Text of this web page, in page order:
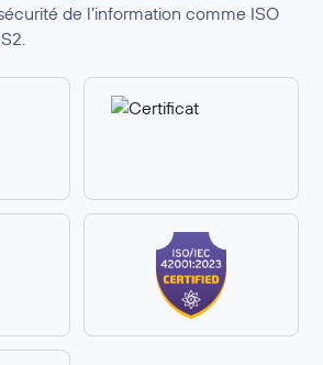
de l’information comme ISO